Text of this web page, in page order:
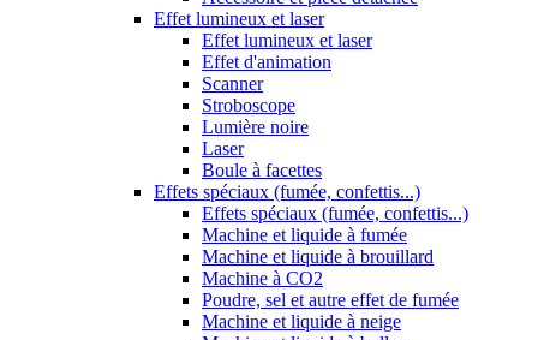
Effet lumineux et laser
Effet lumineux et laser
Effet d'animation
Scanner
Stroboscope
Lumière noire
Laser
Boule à facettes
Effets spéciaux (fumée, confettis...)
Effets spéciaux (fumée, confettis...)
Machine et liquide à fumée
Machine et liquide à brouillard
Machine à CO2
Poudre, sel et autre effet de fumée
Machine et liquide à neige